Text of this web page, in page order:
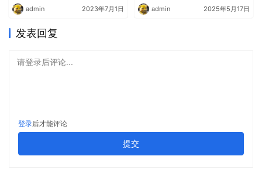
admin 2023年7月1日 admin 2025年5月17日
发表回复
请登录后评论...
登录后才能评论
提交